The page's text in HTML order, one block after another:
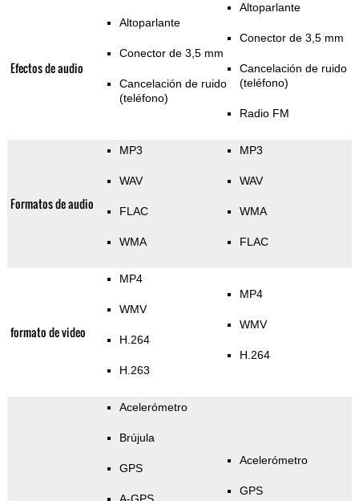
Efectos de audio
Altoparlante
Conector de 3,5 mm
Cancelación de ruido
(teléfono)
Altoparlante
Conector de 3,5 mm
Cancelación de ruido
(teléfono)
Radio FM
Formatos de audio
MP3
WAV
FLAC
WMA
MP3
WAV
WMA
FLAC
formato de video
MP4
WMV
H.264
H.263
MP4
WMV
H.264
Acelerómetro
Brújula
GPS
Acelerómetro
GPS